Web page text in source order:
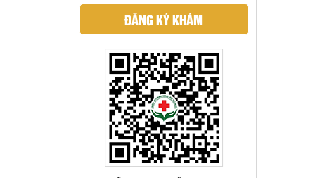
ĐĂNG KÝ KHÁM